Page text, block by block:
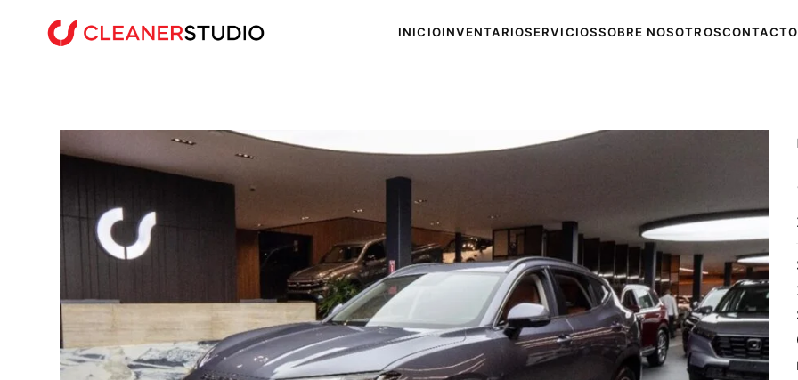
INICIOINVENTARIOSERVICIOSSOBRE NOSOTROS